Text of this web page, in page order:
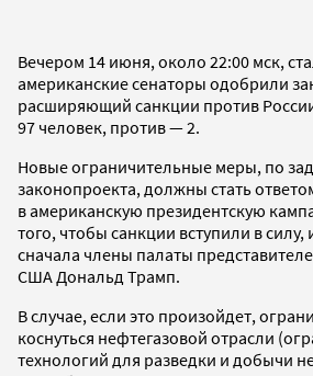
Вечером 14 июня, около 22:00 мск,
американские сенаторы одобрили
расширяющий санкции против
97 человек, против — 2.
Новые ограничительные меры, по
законопроекта, должны стать
в американскую президентскую
того, чтобы санкции вступили в
сначала члены палаты
США Дональд Трамп.
В случае, если это произойдет,
коснуться нефтегазовой отрасли
технологий для разведки и добычи